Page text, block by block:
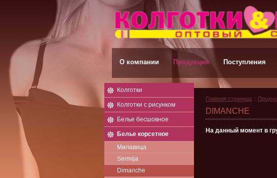
О компании Продукция Поступления
Колготки
Колготки с рисунком
Белье бесшовное
Белье корсетное
Милавица
Sermija
Dimanche
Главная страница ::
DIMANCHE
На данный момент в